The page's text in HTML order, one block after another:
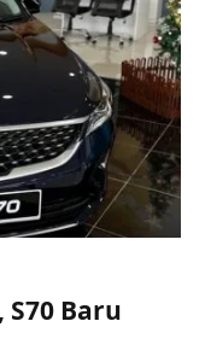
S70 Baru